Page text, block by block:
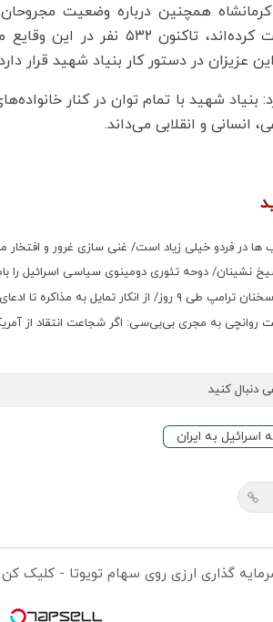
همچنین درباره وضعیت
پزشکی استان دریافت
عزیزان در دستور کار بنیاد شهید قرار
بنیاد شهید با تمام توان در کنار
انسانی و انقلابی می‌داند.
در فردو خیلی زیاد است/ غنی سازی غرور و افتخار
نشینان/ دوحه تئوری دومینوی سیاسی اسرائیل را
روانچی به مجری بی‌بی‌سی: اگر شجاعت انتقاد از
دنبال کنید
اسرائیل به ایران
گذاری ارزی روی سهام تویوتا - کلیک کن